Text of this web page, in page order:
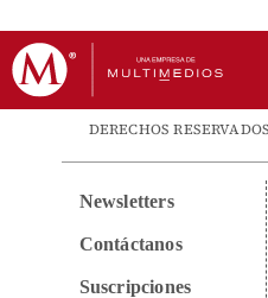
DERECHOS
Newsletters
Contáctanos
Suscripciones